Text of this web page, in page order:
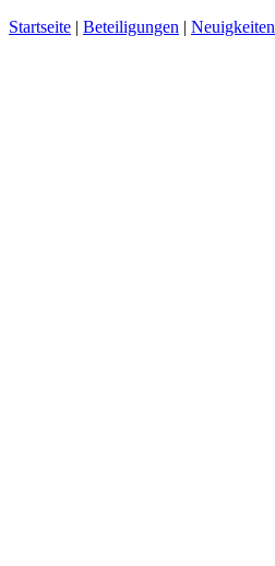
Startseite | Beteiligungen | Neuigkeiten